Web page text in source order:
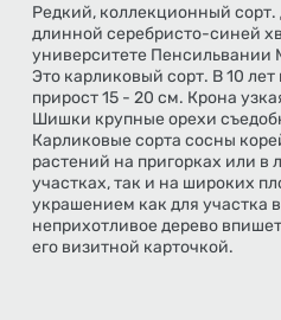
Редкий, коллекционный
длинной серебристо-синей
университете Пенсильвании
Это карликовый сорт. В 10
прирост 15 - 20 см. Крона
Шишки крупные орехи
Карликовые сорта сосны
растений на пригорках или
участках, так и на широких
украшением как для участка
неприхотливое дерево
его визитной карточкой.